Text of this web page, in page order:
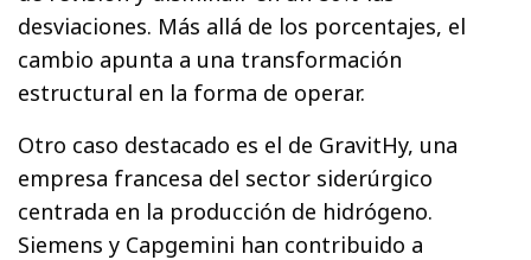
desviaciones. Más allá de los porcentajes, el
cambio apunta a una transformación
estructural en la forma de operar.
Otro caso destacado es el de GravitHy, una
empresa francesa del sector siderúrgico
centrada en la producción de hidrógeno.
Siemens y Capgemini han contribuido a